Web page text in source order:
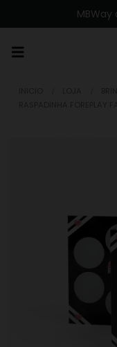
MBWay
RASPADINHA FOREPLAY